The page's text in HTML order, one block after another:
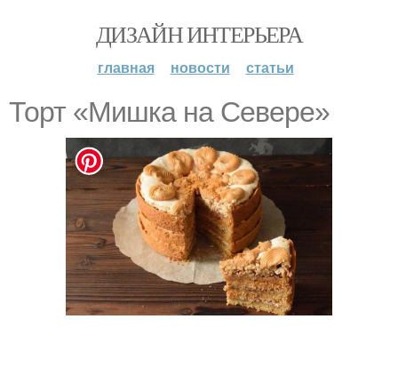
ДИЗАЙН ИНТЕРЬЕРА
главная новости статьи
Торт «Мишка на Севере»